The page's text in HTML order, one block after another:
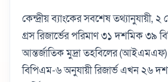
কেন্দ্রীয় ব্যাংকের সবশেষ তথ্যানুযায়ী, ২
গ্রস রিজার্ভের পরিমাণ ৩১ দশমিক ৩৯
আন্তর্জাতিক মুদ্রা তহবিলের (আইএমএফ)
বিপিএম-৬ অনুযায়ী রিজার্ভ এখন ২৬